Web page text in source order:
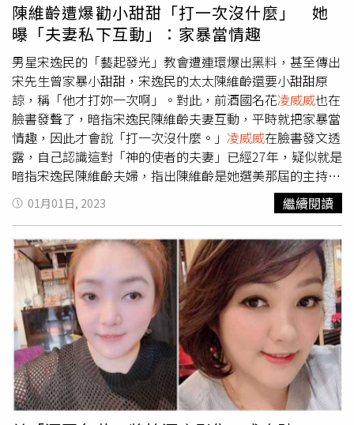
陳維齡遭爆勸小甜甜「打一次沒什麼」 她
曝「夫妻私下互動」：家暴當情趣
男星宋逸民的「藝起發光」教會遭連環爆出黑料，甚至傳出
宋先生曾家暴小甜甜，宋逸民的太太陳維齡還要小甜甜原
諒，稱「他才打妳一次啊」。對此，前酒國名花凌威威也在
臉書發聲了，暗指宋逸民陳維齡夫妻互動，平時就把家暴當
情趣，因此才會說「打一次沒什麼。」 凌威威在臉書發文透
露，自己認識這對「神的使者的夫妻」已經27年，疑似就是
暗指宋逸民陳維齡夫婦，指出陳維齡是她選美那屆的主持
人，且陳維齡先前也曾拿過選美比賽第六名，「我以前就很
了解他們夫妻的個性。在他們交往前我跟她就認識了，他是
她從小的偶像，她曾說能嫁給自己的偶像很特別，雖然他也
常家暴她，他們也是當情趣。」 凌威威透露，某次她在節目
上聊了個小八卦，雖沒有指名道姓，卻被夫妻倆對號入座並
臭罵一頓，陳維齡表示自己常被老公罵，「他們家環境很
好，家教很嚴，是不容許家事被人家在公眾場合討論，而且
在電視上被說嘴的」，且在陳維齡知道她的通告費比宋逸民
還要多時，「她馬上擺出一副以後不能置信、無法接受、不
可一世的嘴臉。」最後，雙方就漸行漸遠，之後一起錄節目
的時候，成了最熟悉的陌生人，「讓我想起以前對她我的
好，難道都是假的？」凌威威表示，這幾十年雙方已經不聯
01月01日, 2023 繼續閱讀